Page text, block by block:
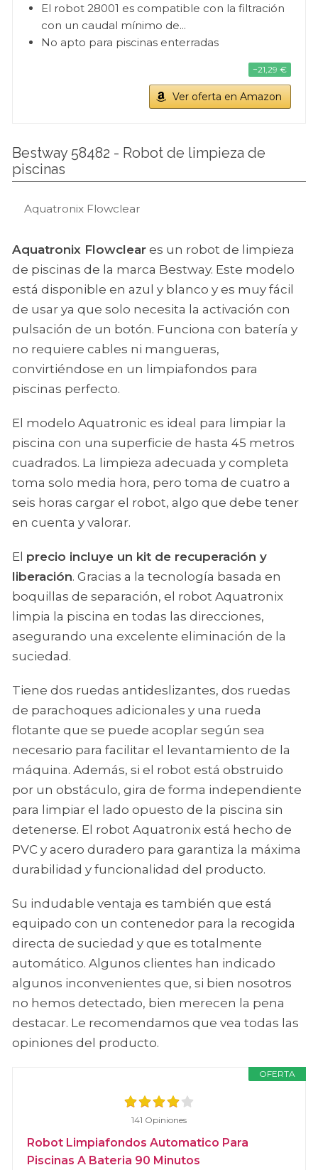
El robot 28001 es compatible con la filtración
con un caudal mínimo de...
No apto para piscinas enterradas
−21,29 €
Ver oferta en Amazon
Bestway 58482 - Robot de limpieza de
piscinas
Aquatronix Flowclear
Aquatronix Flowclear es un robot de limpieza
de piscinas de la marca Bestway. Este modelo
está disponible en azul y blanco y es muy fácil
de usar ya que solo necesita la activación con
pulsación de un botón. Funciona con batería y
no requiere cables ni mangueras,
convirtiéndose en un limpiafondos para
piscinas perfecto.
El modelo Aquatronic es ideal para limpiar la
piscina con una superficie de hasta 45 metros
cuadrados. La limpieza adecuada y completa
toma solo media hora, pero toma de cuatro a
seis horas cargar el robot, algo que debe tener
en cuenta y valorar.
El precio incluye un kit de recuperación y
liberación. Gracias a la tecnología basada en
boquillas de separación, el robot Aquatronix
limpia la piscina en todas las direcciones,
asegurando una excelente eliminación de la
suciedad.
Tiene dos ruedas antideslizantes, dos ruedas
de parachoques adicionales y una rueda
flotante que se puede acoplar según sea
necesario para facilitar el levantamiento de la
máquina. Además, si el robot está obstruido
por un obstáculo, gira de forma independiente
para limpiar el lado opuesto de la piscina sin
detenerse. El robot Aquatronix está hecho de
PVC y acero duradero para garantiza la máxima
durabilidad y funcionalidad del producto.
Su indudable ventaja es también que está
equipado con un contenedor para la recogida
directa de suciedad y que es totalmente
automático. Algunos clientes han indicado
algunos inconvenientes que, si bien nosotros
no hemos detectado, bien merecen la pena
destacar. Le recomendamos que vea todas las
opiniones del producto.
OFERTA
141 Opiniones
Robot Limpiafondos Automatico Para
Piscinas A Bateria 90 Minutos